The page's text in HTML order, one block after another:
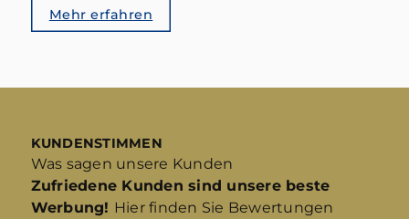
Mehr erfahren
KUNDENSTIMMEN
Was sagen unsere Kunden
Zufriedene Kunden sind unsere beste
Werbung! Hier finden Sie Bewertungen